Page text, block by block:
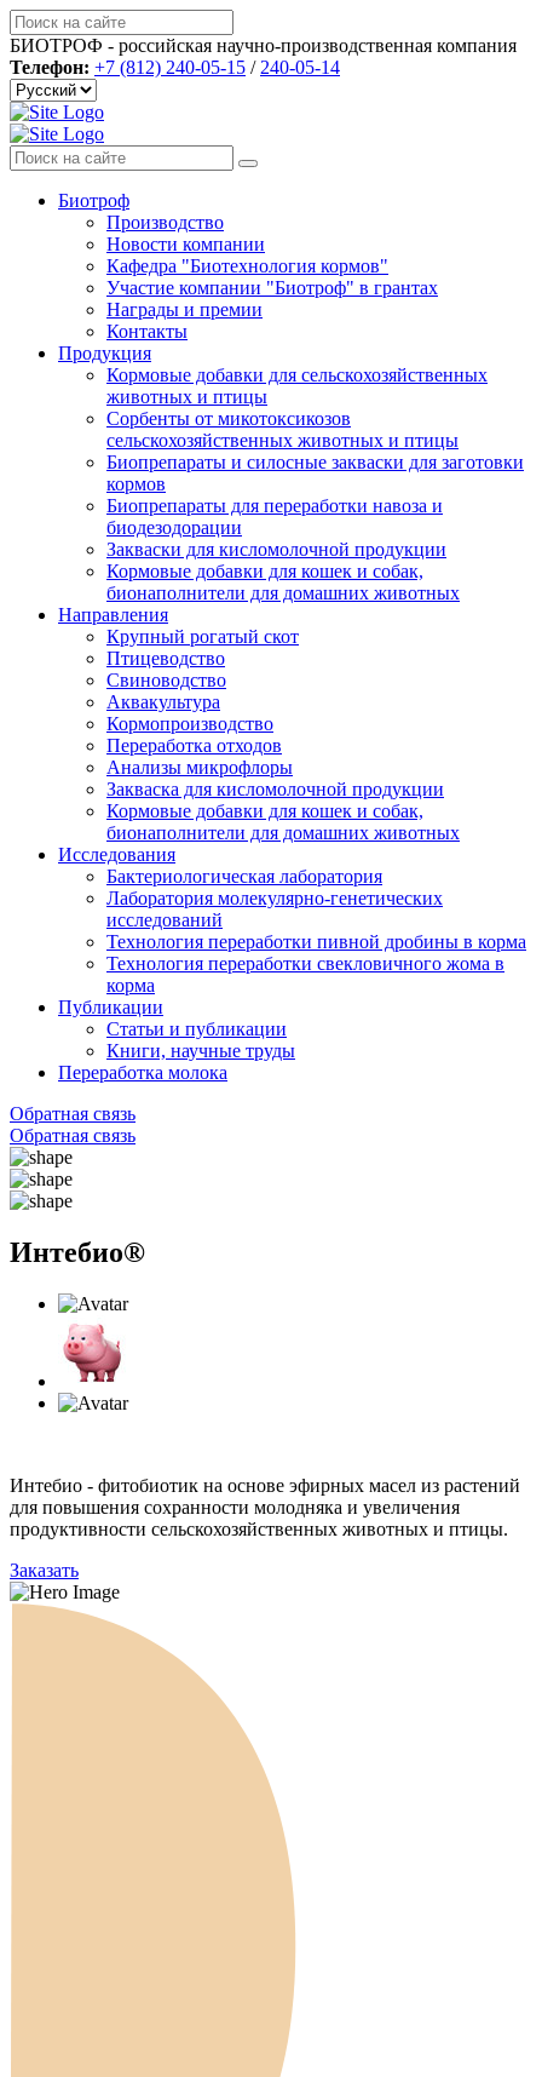
БИОТРОФ - российская научно-производственная компания
Телефон: +7 (812) 240-05-15 / 240-05-14
Биотроф
Производство
Новости компании
Кафедра "Биотехнология кормов"
Участие компании "Биотроф" в грантах
Награды и премии
Контакты
Продукция
Кормовые добавки для сельскохозяйственных
животных и птицы
Сорбенты от микотоксикозов
сельскохозяйственных животных и птицы
Биопрепараты и силосные закваски для заготовки
кормов
Биопрепараты для переработки навоза и
биодезодорации
Закваски для кисломолочной продукции
Кормовые добавки для кошек и собак,
бионаполнители для домашних животных
Направления
Крупный рогатый скот
Птицеводство
Свиноводство
Аквакультура
Кормопроизводство
Переработка отходов
Анализы микрофлоры
Закваска для кисломолочной продукции
Кормовые добавки для кошек и собак,
бионаполнители для домашних животных
Исследования
Бактериологическая лаборатория
Лаборатория молекулярно-генетических
исследований
Технология переработки пивной дробины в корма
Технология переработки свекловичного жома в
корма
Публикации
Статьи и публикации
Книги, научные труды
Переработка молока
Обратная связь
Обратная связь
Интебио®
Интебио - фитобиотик на основе эфирных масел из растений
для повышения сохранности молодняка и увеличения
продуктивности сельскохозяйственных животных и птицы.
Заказать